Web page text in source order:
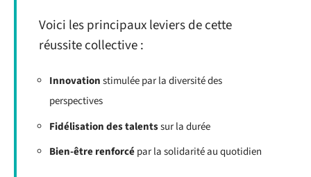
Voici les principaux leviers de cette
réussite collective :
Innovationstimulée par la diversité des
perspectives
Fidélisation des talentssur la durée
Bien-être renforcépar la solidarité au quotidien